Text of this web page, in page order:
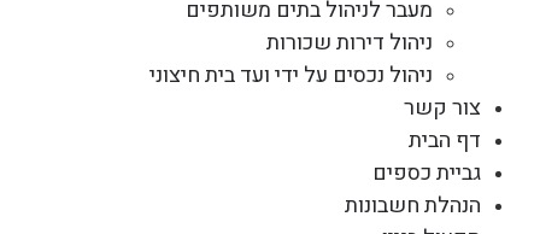
מעבר לניהול בתים משותפים
ניהול דירות שכורות
ניהול נכסים על ידי ועד בית חיצוני
צור קשר
דף הבית
גביית כספים
הנהלת חשבונות